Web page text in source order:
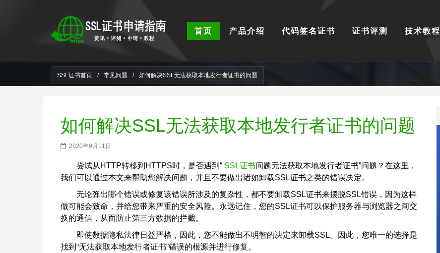
首页 产品介绍 代码签名证书 证书评测 技术教程
SSL证书首页 / 常见问题 / 如何解决SSL无法获取本地发行者证书的问题
如何解决SSL无法获取本地发行者证书的问题
2020年9月11日
尝试从HTTP转移到HTTPS时，是否遇到“ SSL证书问题无法获取本地发行者证书”问题？在这里，
我们可以通过本文来帮助您解决问题，并且不要做出诸如卸载SSL证书之类的错误决定。
无论弹出哪个错误或修复该错误所涉及的复杂性，都不要卸载SSL证书来摆脱SSL错误，因为这样
做可能会致命，并给您带来严重的安全风险。永远记住，您的SSL证书可以保护服务器与浏览器之间交
换的通信，从而防止第三方数据的拦截。
即使数据隐私法律日益严格，因此，您不能做出不明智的决定来卸载SSL。因此，您唯一的选择是
找到“无法获取本地发行者证书”错误的根源并进行修复。